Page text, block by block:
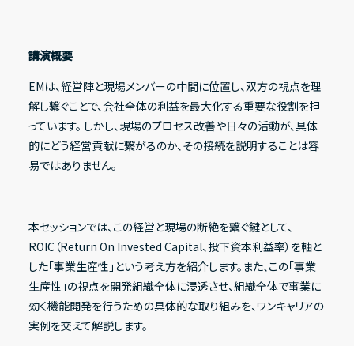
株式基本情報
株主総会資料
株価情報
IRカレンダー
電子公告
FAQ
IRポリシー
講演概要
EMは、経営陣と現場メンバーの中間に位置し、双方の視点を理
解し繋ぐことで、会社全体の利益を最大化する重要な役割を担
っています。 しかし、現場のプロセス改善や日々の活動が、具体
的にどう経営貢献に繋がるのか、その接続を説明することは容
易ではありません。
本セッションでは、この経営と現場の断絶を繋ぐ鍵として、
ROIC（Return On Invested Capital、投下資本利益率）を軸と
した「事業生産性」という考え方を紹介します。また、この「事業
生産性」の視点を開発組織全体に浸透させ、組織全体で事業に
効く機能開発を行うための具体的な取り組みを、ワンキャリアの
実例を交えて解説します。